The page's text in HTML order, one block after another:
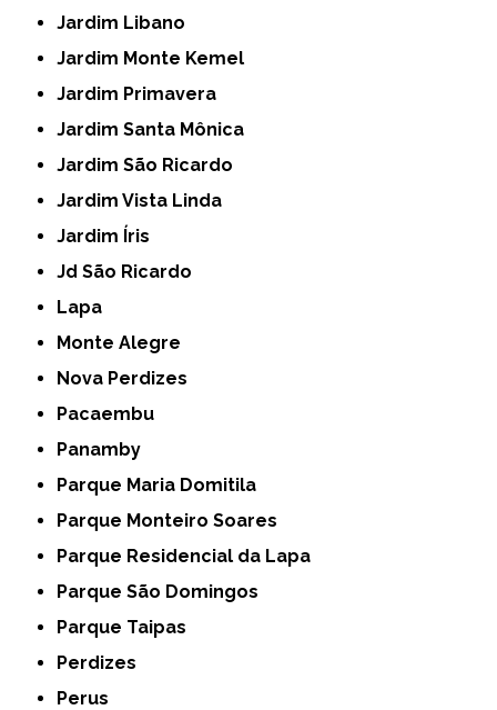
Jardim Libano
Jardim Monte Kemel
Jardim Primavera
Jardim Santa Mônica
Jardim São Ricardo
Jardim Vista Linda
Jardim Íris
Jd São Ricardo
Lapa
Monte Alegre
Nova Perdizes
Pacaembu
Panamby
Parque Maria Domitila
Parque Monteiro Soares
Parque Residencial da Lapa
Parque São Domingos
Parque Taipas
Perdizes
Perus